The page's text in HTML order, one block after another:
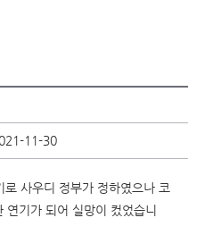
11-30
사우디 정부가 정하였으나 코
연기가 되어 실망이 컸었습니